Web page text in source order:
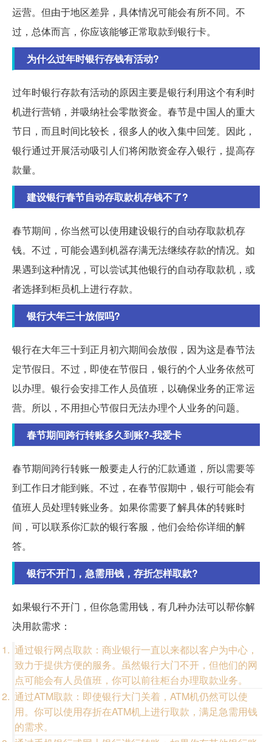
运营。但由于地区差异，具体情况可能会有所不同。不
过，总体而言，你应该能够正常取款到银行卡。
为什么过年时银行存钱有活动?
过年时银行存款有活动的原因主要是银行利用这个有利时
机进行营销，并吸纳社会零散资金。春节是中国人的重大
节日，而且时间比较长，很多人的收入集中回笼。因此，
银行通过开展活动吸引人们将闲散资金存入银行，提高存
款量。
建设银行春节自动存取款机存钱不了?
春节期间，你当然可以使用建设银行的自动存取款机存
钱。不过，可能会遇到机器存满无法继续存款的情况。如
果遇到这种情况，可以尝试其他银行的自动存取款机，或
者选择到柜员机上进行存款。
银行大年三十放假吗?
银行在大年三十到正月初六期间会放假，因为这是春节法
定节假日。不过，即使在节假日，银行的个人业务依然可
以办理。银行会安排工作人员值班，以确保业务的正常运
营。所以，不用担心节假日无法办理个人业务的问题。
春节期间跨行转账多久到账?-我爱卡
春节期间跨行转账一般要走人行的汇款通道，所以需要等
到工作日才能到账。不过，在春节假期中，银行可能会有
值班人员处理转账业务。如果你需要了解具体的转账时
间，可以联系你汇款的银行客服，他们会给你详细的解
答。
银行不开门，急需用钱，存折怎样取款?
如果银行不开门，但你急需用钱，有几种办法可以帮你解
决用款需求：
通过银行网点取款：商业银行一直以来都以客户为中心，
致力于提供方便的服务。虽然银行大门不开，但他们的网
点可能会有人员值班，你可以前往柜台办理取款业务。
通过ATM取款：即使银行大门关着，ATM机仍然可以使
用。你可以使用存折在ATM机上进行取款，满足急需用钱
的需求。